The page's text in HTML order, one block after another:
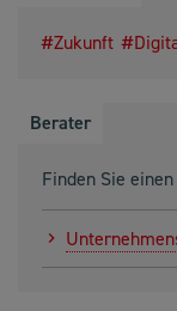
Zukunft
Berater
Finden Sie